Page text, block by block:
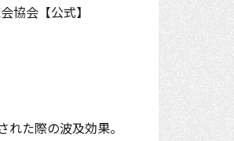
協会【公式】
た際の波及効果。